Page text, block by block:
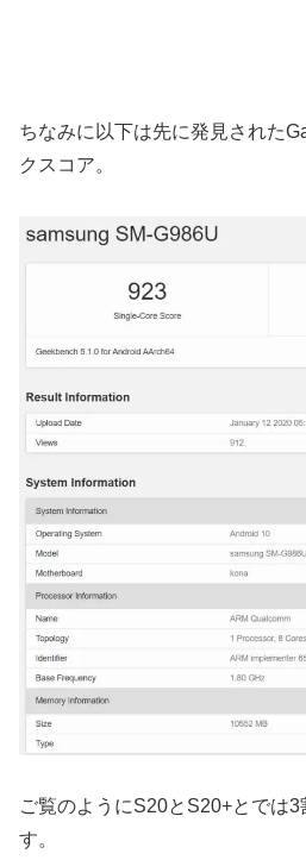
ちなみに以下は先に発見された
クスコア。
ご覧のようにS20とS20+とでは3
す。